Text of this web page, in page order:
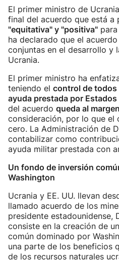
El primer ministro de
final del acuerdo que está a
"equitativa" y "positiva"
ha declarado que el
conjuntas en el desarrollo y
Ucrania.
El primer ministro ha
teniendo el control de todos
ayuda prestada por
del acuerdo queda al margen
consideración, por lo que el
cero. La Administración de
contabilizar como
ayuda militar prestada con
Un fondo de inversión
Washington
Ucrania y EE. UU. llevan
llamado acuerdo de los
presidente estadounidense,
consiste en la creación de
común dominado por
una parte de los beneficios
de los recursos naturales